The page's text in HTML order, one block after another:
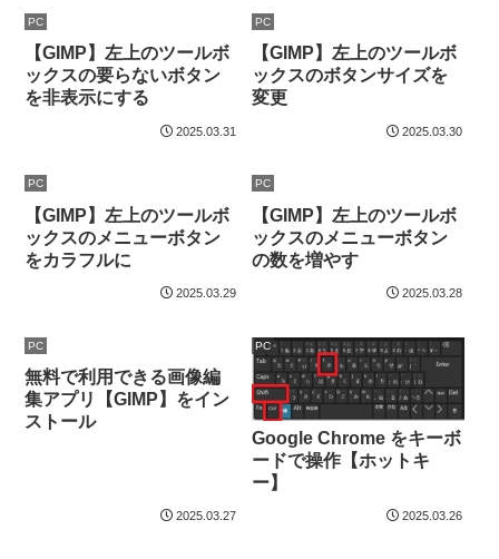
PC
【GIMP】左上のツールボ
ックスの要らないボタン
を非表示にする
2025.03.31
PC
【GIMP】左上のツールボ
ックスのボタンサイズを
変更
2025.03.30
PC
【GIMP】左上のツールボ
ックスのメニューボタン
をカラフルに
2025.03.29
PC
【GIMP】左上のツールボ
ックスのメニューボタン
の数を増やす
2025.03.28
PC
無料で利用できる画像編
集アプリ【GIMP】をイン
ストール
2025.03.27
PC
Google Chrome をキーボ
ードで操作【ホットキ
ー】
2025.03.26